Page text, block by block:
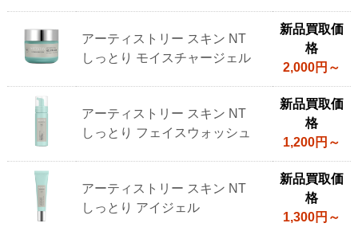
アーティストリー スキン NT
しっとり モイスチャージェル
新品買取価
格
2,000円～
アーティストリー スキン NT
しっとり フェイスウォッシュ
新品買取価
格
1,200円～
アーティストリー スキン NT
しっとり アイジェル
新品買取価
格
1,300円～